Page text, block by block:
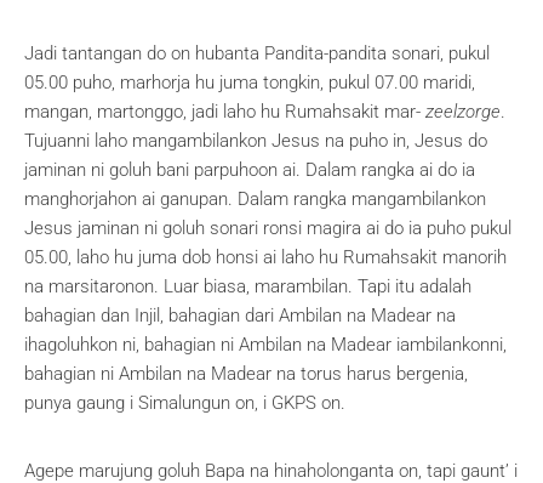
Jadi tantangan do on hubanta Pandita-pandita sonari, pukul
05.00 puho, marhorja hu juma tongkin, pukul 07.00 maridi,
mangan, martonggo, jadi laho hu Rumahsakit mar- zeelzorge.
Tujuanni laho mangambilankon Jesus na puho in, Jesus do
jaminan ni goluh bani parpuhoon ai. Dalam rangka ai do ia
manghorjahon ai ganupan. Dalam rangka mangambilankon
Jesus jaminan ni goluh sonari ronsi magira ai do ia puho pukul
05.00, laho hu juma dob honsi ai laho hu Rumahsakit manorih
na marsitaronon. Luar biasa, marambilan. Tapi itu adalah
bahagian dan Injil, bahagian dari Ambilan na Madear na
ihagoluhkon ni, bahagian ni Ambilan na Madear iambilankonni,
bahagian ni Ambilan na Madear na torus harus bergenia,
punya gaung i Simalungun on, i GKPS on.
Agepe marujung goluh Bapa na hinaholonganta on, tapi gaunt’ i